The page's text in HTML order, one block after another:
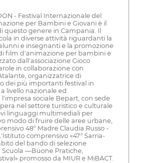
- Festival Internazionale del
per Bambini e Giovani è il
questo genere in Campania. Il
in diverse attività riguardanti la
e insegnanti e la promozione
film d'animazione per bambini e
dall'associazione Gioco
in collaborazione con
organizzatrice di
dei più importanti festival in
livello nazionale ed
sociale Bepart, con sede
nel settore turistico e culturale
linguaggi multimediali per
modo di fruire delle aree urbane,
48° Madre Claudia Russo -
comprensivo «47° Sarria-
del bando di selezione
Scuola —Buone Pratiche,
promosso da MIUR e MiBACT.